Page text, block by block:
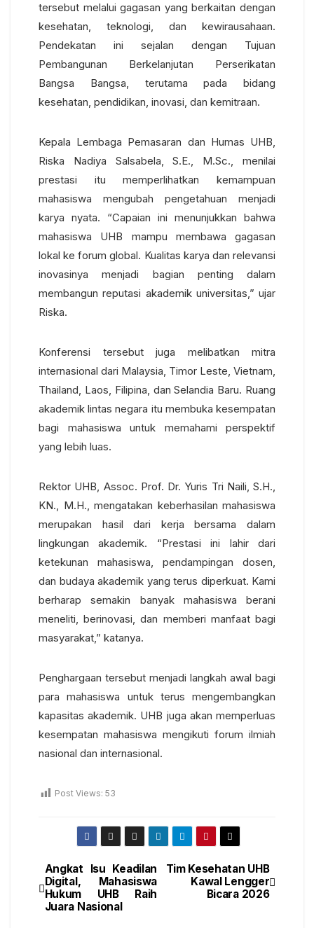
tersebut melalui gagasan yang berkaitan dengan
kesehatan, teknologi, dan kewirausahaan.
Pendekatan ini sejalan dengan Tujuan
Pembangunan Berkelanjutan Perserikatan
Bangsa Bangsa, terutama pada bidang
kesehatan, pendidikan, inovasi, dan kemitraan.
Kepala Lembaga Pemasaran dan Humas UHB,
Riska Nadiya Salsabela, S.E., M.Sc., menilai
prestasi itu memperlihatkan kemampuan
mahasiswa mengubah pengetahuan menjadi
karya nyata. “Capaian ini menunjukkan bahwa
mahasiswa UHB mampu membawa gagasan
lokal ke forum global. Kualitas karya dan relevansi
inovasinya menjadi bagian penting dalam
membangun reputasi akademik universitas,” ujar
Riska.
Konferensi tersebut juga melibatkan mitra
internasional dari Malaysia, Timor Leste, Vietnam,
Thailand, Laos, Filipina, dan Selandia Baru. Ruang
akademik lintas negara itu membuka kesempatan
bagi mahasiswa untuk memahami perspektif
yang lebih luas.
Rektor UHB, Assoc. Prof. Dr. Yuris Tri Naili, S.H.,
KN., M.H., mengatakan keberhasilan mahasiswa
merupakan hasil dari kerja bersama dalam
lingkungan akademik. “Prestasi ini lahir dari
ketekunan mahasiswa, pendampingan dosen,
dan budaya akademik yang terus diperkuat. Kami
berharap semakin banyak mahasiswa berani
meneliti, berinovasi, dan memberi manfaat bagi
masyarakat,” katanya.
Penghargaan tersebut menjadi langkah awal bagi
para mahasiswa untuk terus mengembangkan
kapasitas akademik. UHB juga akan memperluas
kesempatan mahasiswa mengikuti forum ilmiah
nasional dan internasional.
Post Views: 53
Tim Kesehatan UHB
Kawal Lengger
Bicara 2026
Angkat Isu Keadilan
Digital, Mahasiswa
Hukum UHB Raih
Juara Nasional